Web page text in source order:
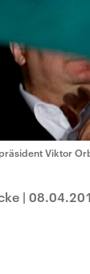
Viktor
|